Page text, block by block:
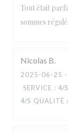
Tout était
sommes
Nicolas B
2025-06-25
SERVICE : 4/5
4/5 QUALITÉ